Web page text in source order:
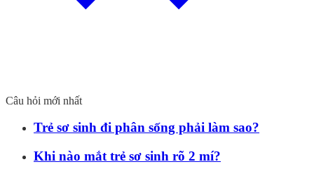
Câu hỏi mới nhất
Trẻ sơ sinh đi phân sống phải làm sao?
Khi nào mắt trẻ sơ sinh rõ 2 mí?